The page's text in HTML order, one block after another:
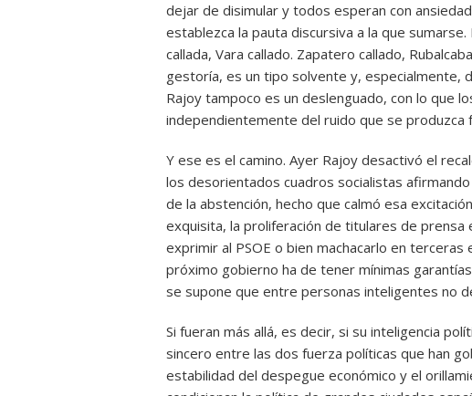
dejar de disimular y todos esperan con
establezca la pauta discursiva a la que
callada, Vara callado. Zapatero callado,
gestoría, es un tipo solvente y, especialmente,
Rajoy tampoco es un deslenguado, con lo que
independientemente del ruido que se produzca
Y ese es el camino. Ayer Rajoy desactivó el
los desorientados cuadros socialistas
de la abstención, hecho que calmó esa
exquisita, la proliferación de titulares de prensa
exprimir al PSOE o bien machacarlo en terceras
próximo gobierno ha de tener mínimas
se supone que entre personas inteligentes no
Si fueran más allá, es decir, si su inteligencia
sincero entre las dos fuerza políticas que han
estabilidad del despegue económico y el